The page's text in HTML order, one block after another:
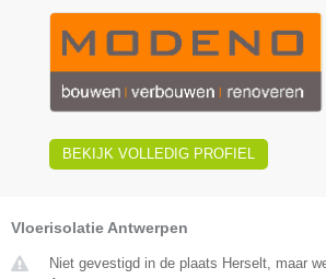
BEKIJK VOLLEDIG PROFIEL
Vloerisolatie Antwerpen
Niet gevestigd in de plaats Herselt, maar